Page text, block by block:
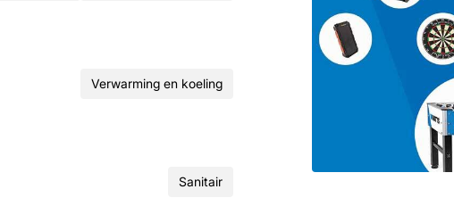
Verwarming en koeling
Sanitair